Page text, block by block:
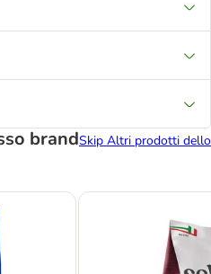
brandSkip Altri prodotti dello